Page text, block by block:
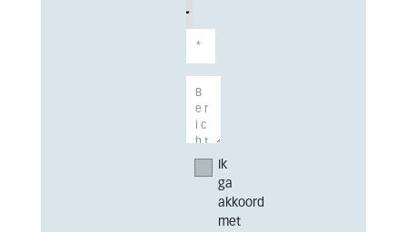
Ik
ga
akkoord
met